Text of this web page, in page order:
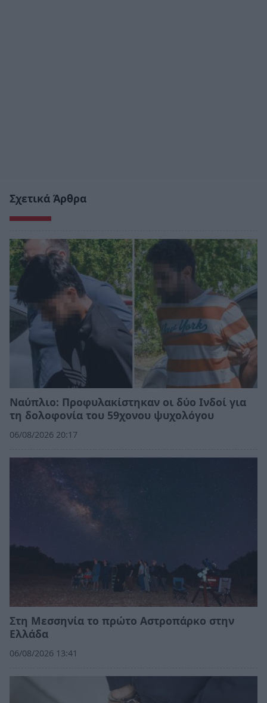
Σχετικά Άρθρα
Ναύπλιο: Προφυλακίστηκαν οι δύο Ινδοί για
τη δολοφονία του 59χονου ψυχολόγου
06/08/2026 20:17
Στη Μεσσηνία το πρώτο Αστροπάρκο στην
Ελλάδα
06/08/2026 13:41